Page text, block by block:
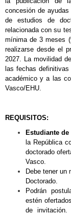
concesión de
de estudios de
relacionada con su
mínima de 3 meses
realizarse desde el
2027. La movilidad
las fechas
académico y a las
Vasco/EHU.
REQUISITOS:
Estudiante
la República
doctorado
Vasco.
Debe tener un
Doctorado.
Podrán
estén
de